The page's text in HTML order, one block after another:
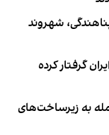
۵ ماه پس از پناهندگی، شهروند
گرفتار کرده
به زیرساخت‌های